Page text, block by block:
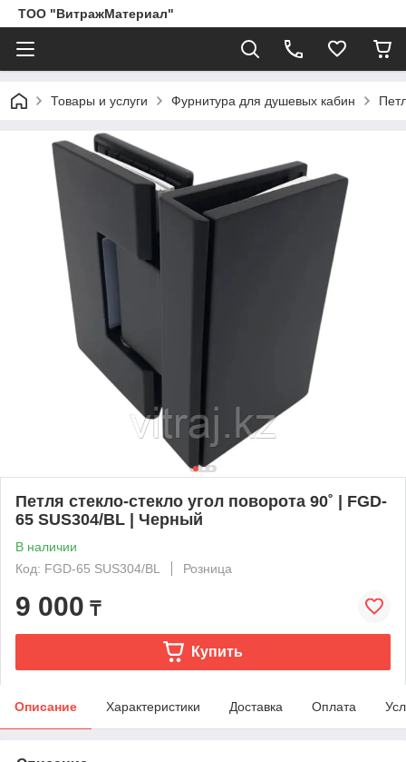
ТОО "ВитражМатериал"
Товары и услуги Фурнитура для душевых кабин
Петля стекло-стекло угол поворота 90˚ | FGD-
65 SUS304/BL | Черный
В наличии
Код: FGD-65 SUS304/BL
Розница
9 000 ₸
Купить
Описание Характеристики Доставка Оплата